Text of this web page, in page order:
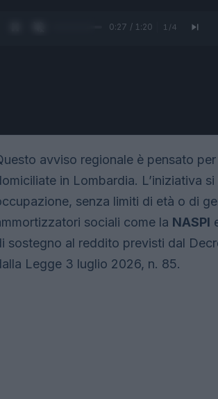
0:28 / 1:20 1 /4
avviso regionale è pensato
in Lombardia. L’iniziativa
senza limiti di età o di
sociali come la NASPI
sostegno al reddito previsti dal
Legge 3 luglio 2026, n. 85.